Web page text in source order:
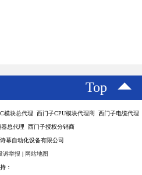
Top
模块总代理 西门子CPU模块代理商 西门子电缆代理
总代理 西门子授权分销商
幕自动化设备有限公司
诉举报 | 网站地图
：